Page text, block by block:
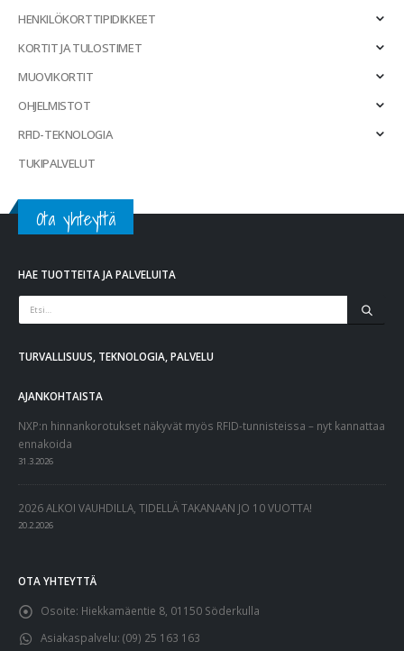
HENKILÖKORTTIPIDIKKEET
KORTIT JA TULOSTIMET
MUOVIKORTIT
OHJELMISTOT
RFID-TEKNOLOGIA
TUKIPALVELUT
Ota yhteyttä
HAE TUOTTEITA JA PALVELUITA
TURVALLISUUS, TEKNOLOGIA, PALVELU
AJANKOHTAISTA
NXP:n hinnankorotukset näkyvät myös RFID-tunnisteissa – nyt kannattaa
ennakoida
31.3.2026
2026 ALKOI VAUHDILLA, TIDELLÄ TAKANAAN JO 10 VUOTTA!
20.2.2026
OTA YHTEYTTÄ
Osoite: Hiekkamäentie 8, 01150 Söderkulla
Asiakaspalvelu: (09) 25 163 163